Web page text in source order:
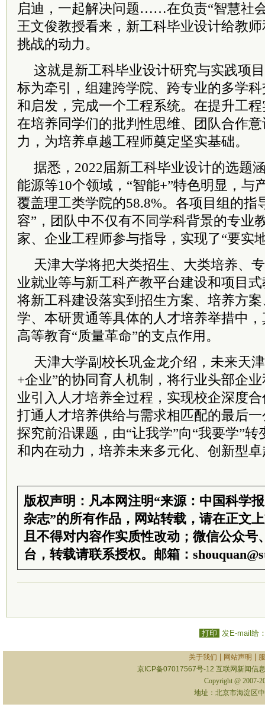
启迪，一起解决问题……在负责“智慧社
王文俊教授看来，新工科毕业设计给教
挑战的动力。
这就是新工科毕业设计研究与实践项
标为牵引，组建跨学院、跨专业的多学
和启发，完成一个工程系统。在提升工
在培养同学们的批判性思维、团队合作
力，为培养卓越工程师奠定坚实基础。
据悉，2022届新工科毕业设计的选题
能源等10个领域，“智能+”特色明显，与
覆盖理工类学院的58.8%。各项目组的指
容”，团队中不仅有不同学科背景的专业
家、企业工程师参与指导，实现了“要实
天津大学将把大类招生、大类培养、
业就业等与新工科产教平台建设和项目
将新工科建设落实到招生方案、培养方
学、本研贯通等具体的人才培养举措中
高等教育“质量革命”的支点作用。
天津大学副校长巩金龙介绍，未来天
+企业”的协同育人机制，将行业头部企
业引入人才培养全过程，实现校企深度
打通人才培养供给与需求相匹配的最后
探究前沿课题，由“让我学”向“我要学”
和内在动力，培养未来多元化、创新型
版权声明：凡本网注明“来源：中国科学
杂志”的所有作品，网站转载，请在正文
且不得对内容作实质性改动；微信公众号
台，转载请联系授权。邮箱：
打印 发E-mail给
关于我们 网站声明
京ICP备07017567号-12 互联网新闻信
Copyright @ 2007-
地址：北京市海淀区